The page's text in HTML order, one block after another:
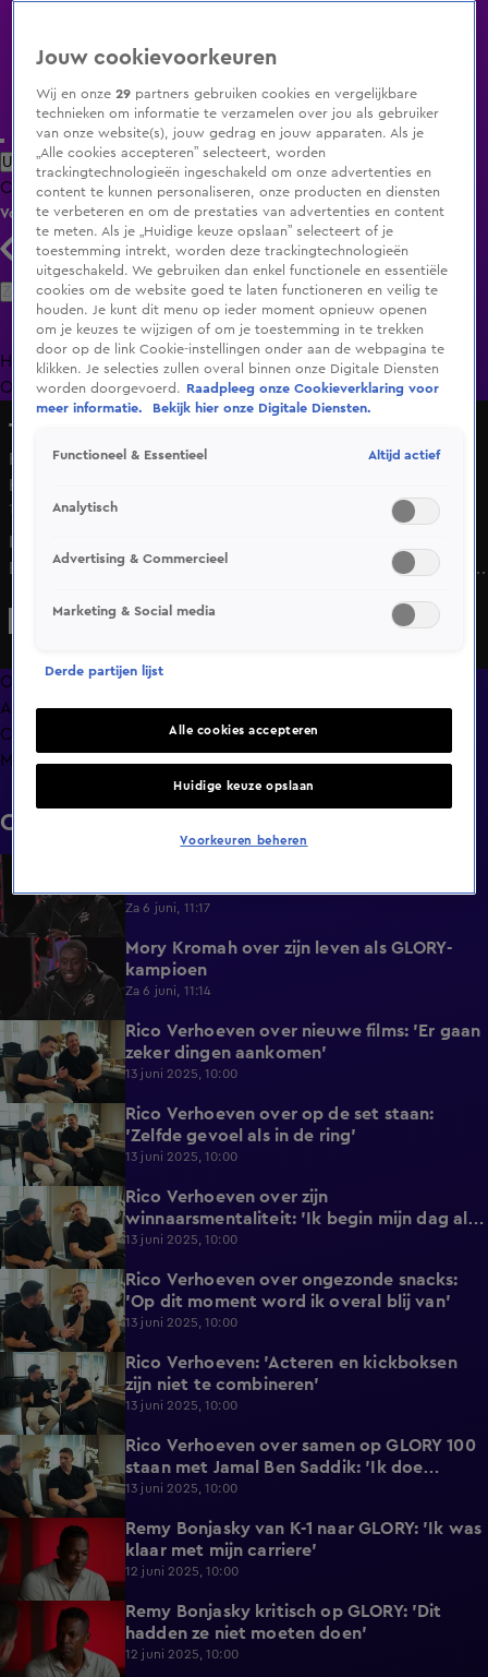
Uitzending Gemist Populaire programma's Zenders Genres
ClipsFilmsRadioSmart TV inlogShop
Volg KIJK
Zoeken
HomeUitzending Gemist Programma's De Bondgenoten
OranjezomerLivestreamsShop
The GLORY Story
Remy Bonjasky over rematch Rico Verhoeven vs. Badr
Hari: 'Rico werd hier beter van'
12 juni 2025, 10:00
Bonjasky over GLORY COLLISION 2 dat plaatsvond in het
Badr Hari plaatsvond.
Overzicht
Afleveringen
Clips
Meer zoals dit
Clips
2:12
Za 6 juni, 11:17
2:44
Mory Kromah over zijn leven als GLORY-
kampioen
Za 6 juni, 11:14
0:48
Rico Verhoeven over nieuwe films: 'Er gaan
zeker dingen aankomen'
13 juni 2025, 10:00
1:26
Rico Verhoeven over op de set staan:
'Zelfde gevoel als in de ring'
13 juni 2025, 10:00
2:00
Rico Verhoeven over zijn
winnaarsmentaliteit: 'Ik begin mijn dag als
winnaar'
13 juni 2025, 10:00
2:08
Rico Verhoeven over ongezonde snacks:
'Op dit moment word ik overal blij van'
13 juni 2025, 10:00
1:10
Rico Verhoeven: 'Acteren en kickboksen
zijn niet te combineren'
13 juni 2025, 10:00
3:20
Rico Verhoeven over samen op GLORY 100
staan met Jamal Ben Saddik: 'Ik doe
gewoon wat ik moet doen'
13 juni 2025, 10:00
Remy Bonjasky van K-1 naar GLORY: 'Ik was
klaar met mijn carriere'
12 juni 2025, 10:00
Remy Bonjasky kritisch op GLORY: 'Dit
hadden ze niet moeten doen'
12 juni 2025, 10:00
Jouw cookievoorkeuren
Wij en onze29 partners gebruiken cookies en vergelijkbare
technieken om informatie te verzamelen over jou als gebruiker
van onze website(s), jouw gedrag en jouw apparaten. Als je
„Alle cookies accepteren” selecteert, worden
trackingtechnologieën ingeschakeld om onze advertenties en
content te kunnen personaliseren, onze producten en diensten
te verbeteren en om de prestaties van advertenties en content
te meten. Als je „Huidige keuze opslaan” selecteert of je
toestemming intrekt, worden deze trackingtechnologieën
uitgeschakeld. We gebruiken dan enkel functionele en essentiële
cookies om de website goed te laten functioneren en veilig te
houden. Je kunt dit menu op ieder moment opnieuw openen
om je keuzes te wijzigen of om je toestemming in te trekken
door op de link Cookie-instellingen onder aan de webpagina te
klikken. Je selecties zullen overal binnen onze Digitale Diensten
worden doorgevoerd.
Raadpleeg onze Cookieverklaring voor
meer informatie.
Bekijk hier onze Digitale Diensten.
Functioneel & Essentieel Altijd actief
Analytisch
Advertising & Commercieel
Marketing & Social media
Derde partijen lijst
Alle cookies accepteren
Huidige keuze opslaan
Voorkeuren beheren